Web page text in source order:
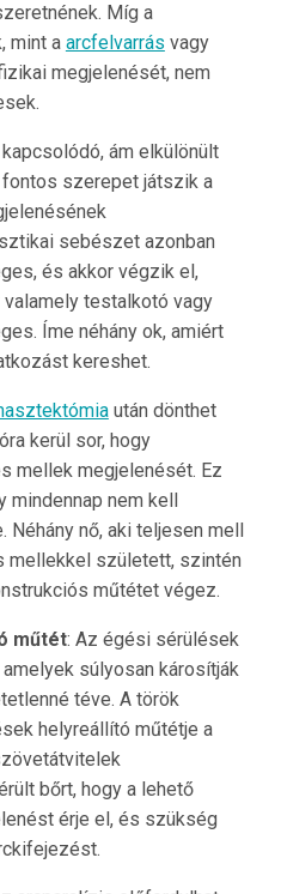
Míg a
mint a arcfelvarrás vagy
megjelenését, nem
ám elkülönült
szerepet játszik a
sebészet azonban
és akkor végzik el,
testalkotó vagy
Íme néhány ok, amiért
kereshet.
után dönthet
kerül sor, hogy
mellek megjelenését. Ez
mindennap nem kell
nő, aki teljesen mell
mellekkel született, szintén
műtétet végez.
műtét: Az égési sérülések
súlyosan károsítják
téve. A török
helyreállító műtétje a
bőrt, hogy a lehető
érje el, és szükség